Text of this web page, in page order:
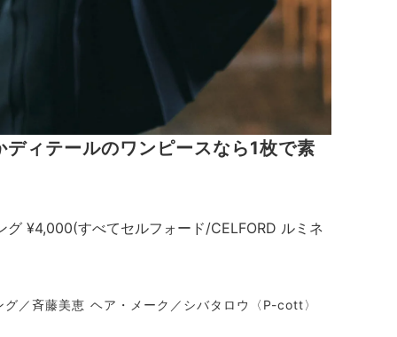
ィテールのワンピースなら1枚で素
¥4,000(すべてセルフォード/CELFORD ルミネ
／斉藤美恵 ヘア・メーク／シバタロウ〈P-cott〉